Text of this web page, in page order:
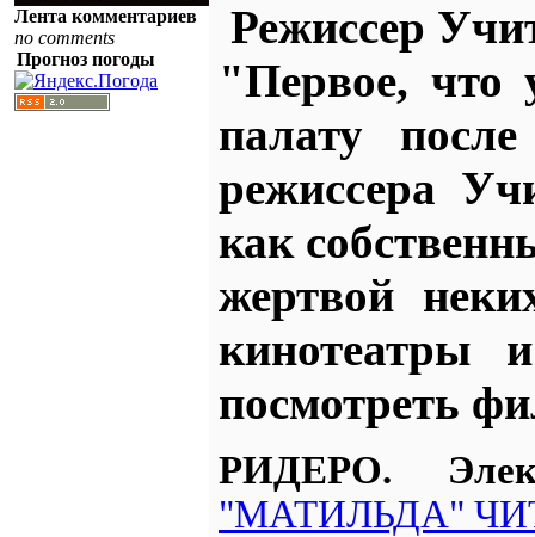
Лента комментариев
no comments
Прогноз погоды
Режиссер
"Первое, что
палату
режиссера
как
жертвой
кинотеатры
посмотреть
РИДЕРО.
"МАТИЛЬДА"